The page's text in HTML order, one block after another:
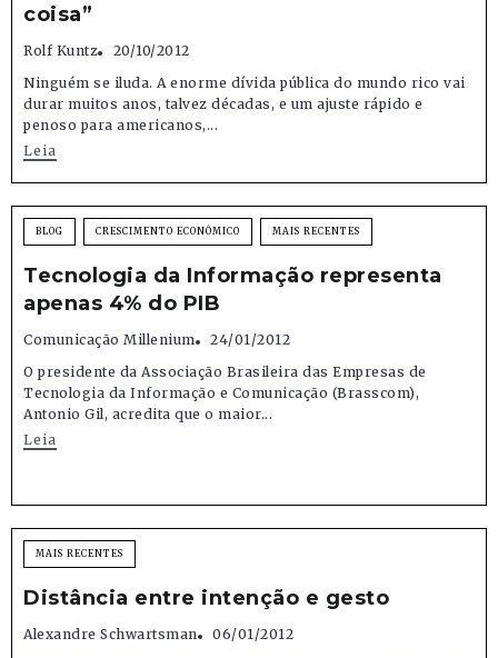
coisa”
Rolf Kuntz
20/10/2012
Ninguém se iluda. A enorme dívida pública do mundo rico vai
durar muitos anos, talvez décadas, e um ajuste rápido e
penoso para americanos,...
Leia
BLOG CRESCIMENTO ECONÔMICO MAIS RECENTES
Tecnologia da Informação representa
apenas 4% do PIB
Comunicação Millenium
24/01/2012
O presidente da Associação Brasileira das Empresas de
Tecnologia da Informação e Comunicação (Brasscom),
Antonio Gil, acredita que o maior...
Leia
MAIS RECENTES
Distância entre intenção e gesto
Alexandre Schwartsman
06/01/2012